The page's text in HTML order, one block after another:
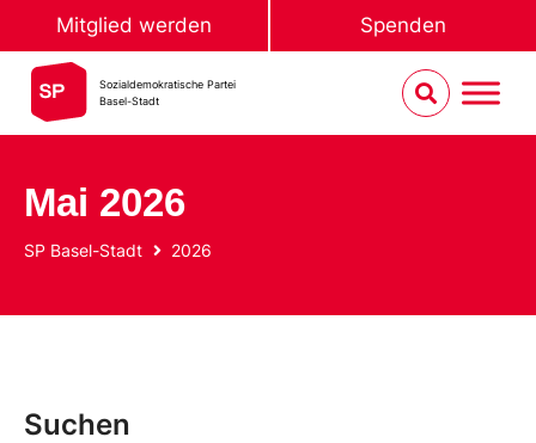
Mitglied werden Spenden
Sozialdemokratische Partei
Basel-Stadt
Mai 2026
SP Basel-Stadt 2026
Suchen